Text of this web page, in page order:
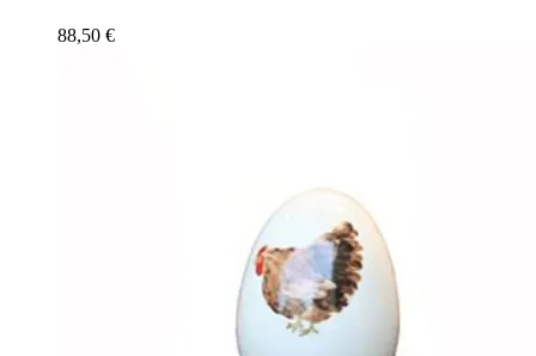
88,50 €